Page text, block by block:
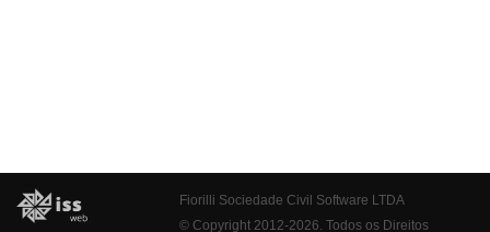
Fiorilli Sociedade Civil Software LTDA
© Copyright 2012-2026. Todos os Direitos